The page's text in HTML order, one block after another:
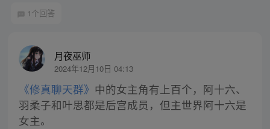
1个回答
月夜巫师
2024年12月10日 04:13
《修真聊天群》 中的女主角有上百个，阿十六、
羽柔子和叶思都是后宫成员，但主世界阿十六是
女主。